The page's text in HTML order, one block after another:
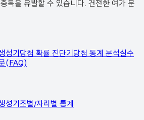
독을 유발할 수 있습니다. 건전한 여가 문
성기당첨 확률 진단기당첨 통계 분석실수
(FAQ)
성기조별/자리별 통계